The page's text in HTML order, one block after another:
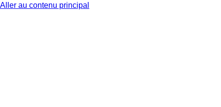
Aller au contenu principal